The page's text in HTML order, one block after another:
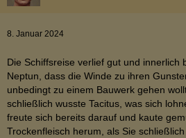
8. Januar 2024
Die Schiffsreise verlief gut und innerlich
Neptun, dass die Winde zu ihren
unbedingt zu einem Bauwerk gehen
schließlich wusste Tacitus, was sich
freute sich bereits darauf und kaute
Trockenfleisch herum, als Sie schließlich